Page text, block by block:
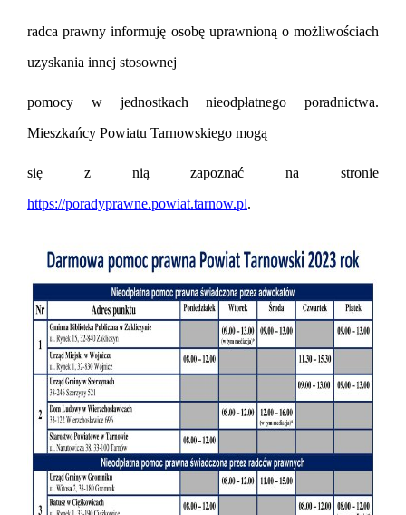
radca prawny informuję osobę uprawnioną o możliwościach
uzyskania innej stosownej
pomocy w jednostkach nieodpłatnego poradnictwa.
Mieszkańcy Powiatu Tarnowskiego mogą
się z niązapoznaćna stronie
https://poradyprawne.powiat.tarnow.pl.